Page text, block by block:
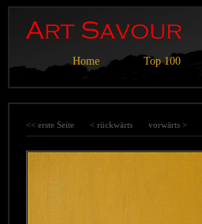
Home Top 100
<< erste Seite < rückwärts vorwärts >